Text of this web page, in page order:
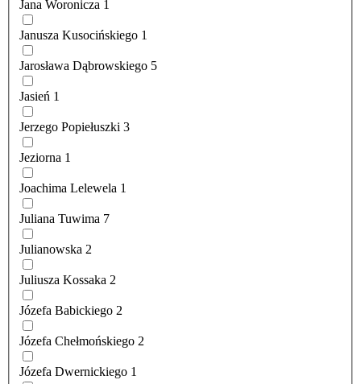
Jana Woronicza 1
Janusza Kusocińskiego 1
Jarosława Dąbrowskiego 5
Jasień 1
Jerzego Popiełuszki 3
Jeziorna 1
Joachima Lelewela 1
Juliana Tuwima 7
Julianowska 2
Juliusza Kossaka 2
Józefa Babickiego 2
Józefa Chełmońskiego 2
Józefa Dwernickiego 1